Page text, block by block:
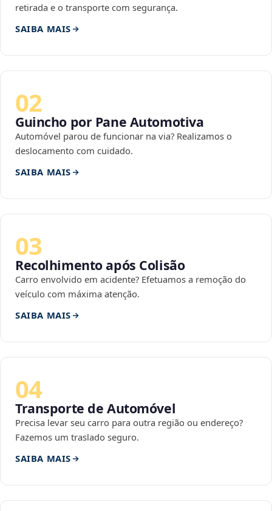
retirada e o transporte com segurança.
SAIBA MAIS
02
Guincho por Pane Automotiva
Automóvel parou de funcionar na via? Realizamos o
deslocamento com cuidado.
SAIBA MAIS
03
Recolhimento após Colisão
Carro envolvido em acidente? Efetuamos a remoção do
veículo com máxima atenção.
SAIBA MAIS
04
Transporte de Automóvel
Precisa levar seu carro para outra região ou endereço?
Fazemos um traslado seguro.
SAIBA MAIS